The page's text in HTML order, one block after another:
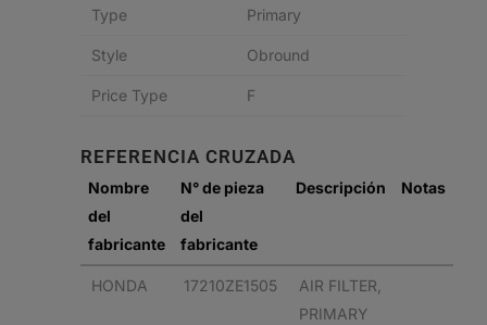
Type Primary
Style Obround
Price Type F
REFERENCIA CRUZADA
Nombre
del
fabricante
N° de pieza
del
fabricante
Descripción Notas
HONDA 17210ZE1505
AIR FILTER,
PRIMARY